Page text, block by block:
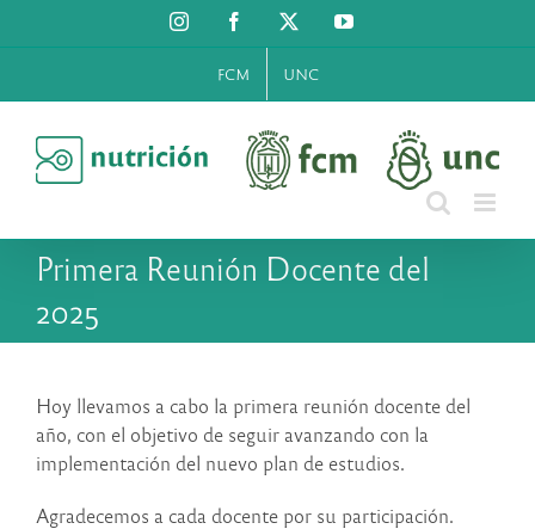
al
InstagramFacebook YouTube
FCM UNC
Primera Reunión Docente del
2025
Hoy llevamos a cabo la primera reunión docente del
año, con el objetivo de seguir avanzando con la
implementación del nuevo plan de estudios.
Agradecemos a cada docente por su participación.